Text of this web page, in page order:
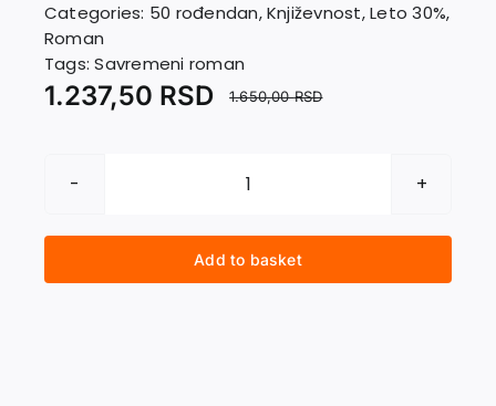
Categories: 50 rođendan,Književnost,Leto 30%,
Roman
Tags:Savremeni roman
1.650,00RSD
1.237,50 RSD
ŽIVETI
quantity
Add to basket